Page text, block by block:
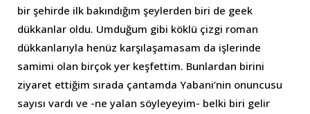
bir şehirde ilk bakındığım şeylerden biri de geek
dükkanlar oldu. Umduğum gibi köklü çizgi roman
dükkanlarıyla henüz karşılaşamasam da işlerinde
samimi olan birçok yer keşfettim. Bunlardan birini
ziyaret ettiğim sırada çantamda Yabani’nin onuncusu
sayısı vardı ve -ne yalan söyleyeyim- belki biri gelir